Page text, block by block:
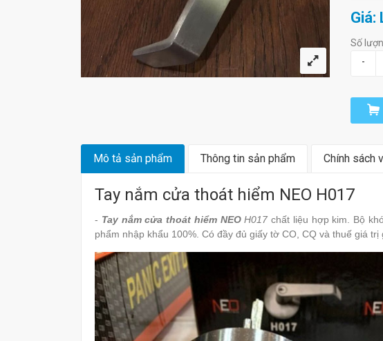
Giá:
Số
-
Mô tả sản phẩm Thông tin sản phẩm Chính sách
Tay nắm cửa thoát hiểm NEO H017
- Tay nắm cửa thoát hiểm NEOH017 chất liệu hợp kim. Bộ
phẩm nhập khẩu 100%. Có đầy đủ giấy tờ CO, CQ và thuế giá